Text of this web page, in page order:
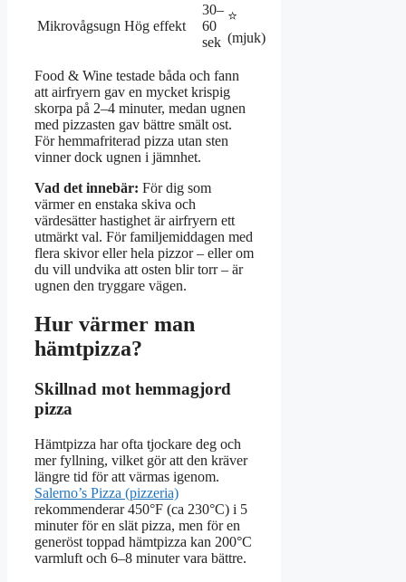
Mikrovågsugn Hög effekt
30–
60
sek
⭐
(mjuk)
Food & Wine testade båda och fann
att airfryern gav en mycket krispig
skorpa på 2–4 minuter, medan ugnen
med pizzasten gav bättre smält ost.
För hemmafriterad pizza utan sten
vinner dock ugnen i jämnhet.
Vad det innebär: För dig som
värmer en enstaka skiva och
värdesätter hastighet är airfryern ett
utmärkt val. För familjemiddagen med
flera skivor eller hela pizzor – eller om
du vill undvika att osten blir torr – är
ugnen den tryggare vägen.
Hur värmer man
hämtpizza?
Skillnad mot hemmagjord
pizza
Hämtpizza har ofta tjockare deg och
mer fyllning, vilket gör att den kräver
längre tid för att värmas igenom.
Salerno’s Pizza (pizzeria)
rekommenderar 450°F (ca 230°C) i 5
minuter för en slät pizza, men för en
generöst toppad hämtpizza kan 200°C
varmluft och 6–8 minuter vara bättre.